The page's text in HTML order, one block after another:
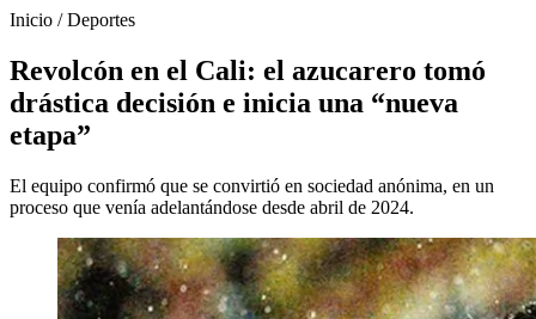
Inicio /Deportes
Revolcón en el Cali: el azucarero tomó
drástica decisión e inicia una “nueva
etapa”
El equipo confirmó que se convirtió en sociedad anónima, en un
proceso que venía adelantándose desde abril de 2024.